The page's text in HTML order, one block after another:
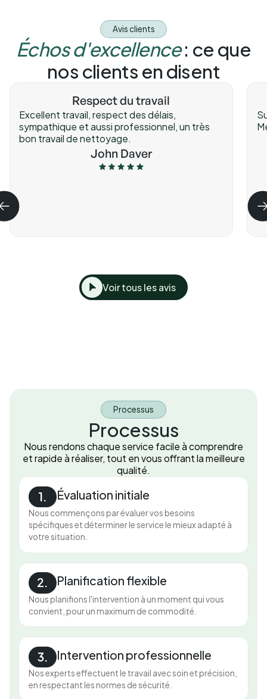
Avis clients
Échos d'excellence: ce que
nos clients en disent
Respect du travail
Excellent travail, respect des délais,
sympathique et aussi professionnel, un très
bon travail de nettoyage.
John Daver
Voir tous les avis
Processus
Processus
Nous rendons chaque service facile à comprendre
et rapide à réaliser, tout en vous offrant la meilleure
qualité.
1. Évaluation initiale
Nous commençons par évaluer vos besoins
spécifiques et déterminer le service le mieux adapté à
votre situation.
2. Planification flexible
Nous planifions l'intervention à un moment qui vous
convient, pour un maximum de commodité.
3. Intervention professionnelle
Nos experts effectuent le travail avec soin et précision,
en respectant les normes de sécurité.